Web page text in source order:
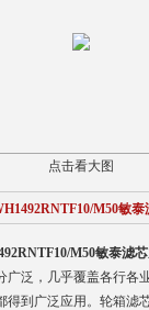
点击看大图
M50敏泰
M50敏泰滤芯
广泛，几乎覆盖各行各
得到广泛应用。轮箱滤